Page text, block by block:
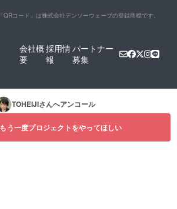
での、
事にな
ります
も提供
え、支
「QRコード」は株式会社デンソーウェーブの登録商標です。
会社概
要
採用情
報
パートナー
募集
TOHEIJIさんへアンコール
もう一度プロジェクトをやってほしい